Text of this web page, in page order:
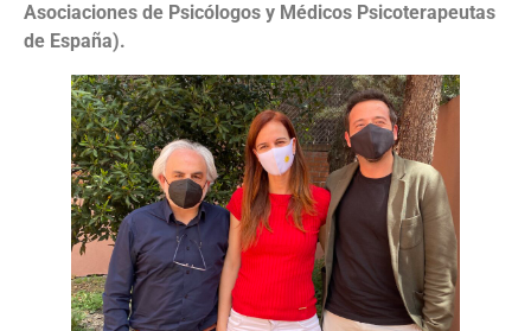
Asociaciones de Psicólogos y Médicos Psicoterapeutas
de España).